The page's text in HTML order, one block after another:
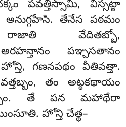
పవత్తిస్సామి, విస్సట్ఠా
తేనేస పఠమం
రాజాతి వేదితబ్బో,
పఞ్చసతానం
గణనపథం వీతివత్తా.
తం అట్ఠకథాయం
తే పన మహాథేరా
హోన్తి చేత్థ–